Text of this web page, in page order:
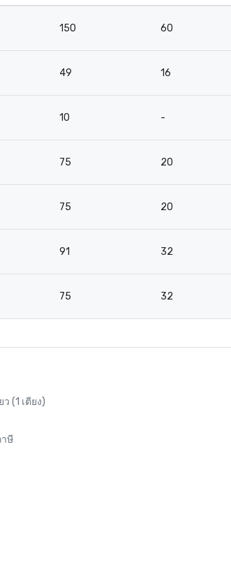
150 60
49 16
10 -
75 20
75 20
91 32
75 32
ว (1 เตียง)
ษี